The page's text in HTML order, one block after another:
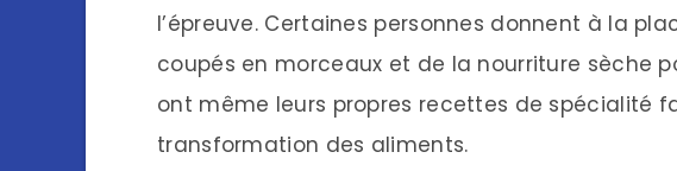
l’épreuve. Certaines personnes donnent à la
coupés en morceaux et de la nourriture sèche
ont même leurs propres recettes de spécialité
transformation des aliments.